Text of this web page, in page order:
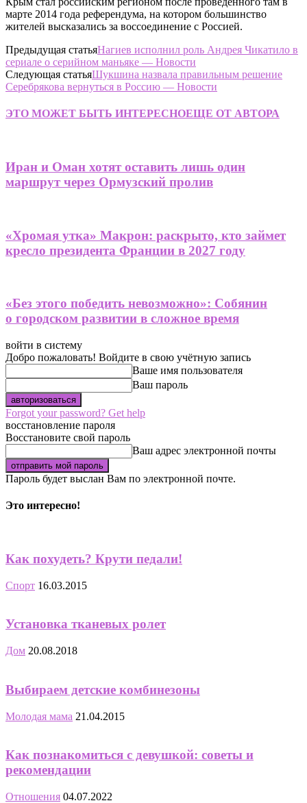
марте 2014 года референдума, на котором большинство
жителей высказались за воссоединение с Россией.
Предыдущая статьяНагиев исполнил роль Андрея Чикатило в
сериале о серийном маньяке — Новости
Следующая статьяШукшина назвала правильным решение
Серебрякова вернуться в Россию — Новости
ЭТО МОЖЕТ БЫТЬ ИНТЕРЕСНОЕЩЕ ОТ АВТОРА
Иран и Оман хотят оставить лишь один
маршрут через Ормузский пролив
«Хромая утка» Макрон: раскрыто, кто займет
кресло президента Франции в 2027 году
«Без этого победить невозможно»: Собянин
о городском развитии в сложное время
войти в систему
Добро пожаловать! Войдите в свою учётную запись
Ваше имя пользователя
Ваш пароль
Forgot your password? Get help
восстановление пароля
Восстановите свой пароль
Ваш адрес электронной почты
Пароль будет выслан Вам по электронной почте.
Это интересно!
Как похудеть? Крути педали!
Спорт 16.03.2015
Установка тканевых ролет
Дом 20.08.2018
Выбираем детские комбинезоны
Молодая мама 21.04.2015
Как познакомиться с девушкой: советы и
рекомендации
Отношения 04.07.2022